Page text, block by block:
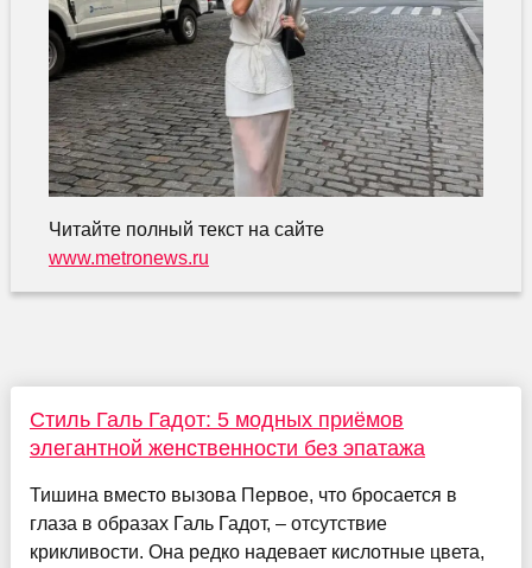
Читайте полный текст на сайте
www.metronews.ru
Стиль Галь Гадот: 5 модных приёмов
элегантной женственности без эпатажа
Тишина вместо вызова Первое, что бросается в
глаза в образах Галь Гадот, – отсутствие
крикливости. Она редко надевает кислотные цвета,